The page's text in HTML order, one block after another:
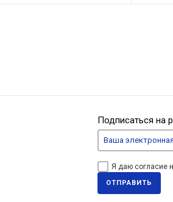
Подписаться на
Я даю согласие
ОТПРАВИТЬ